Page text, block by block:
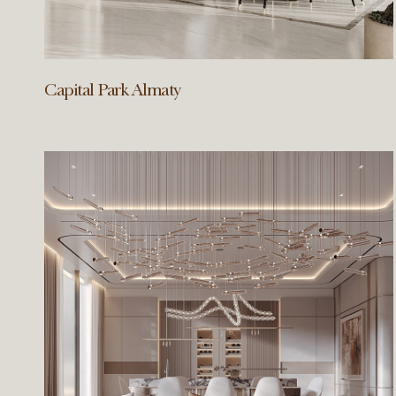
Capital Park Almaty